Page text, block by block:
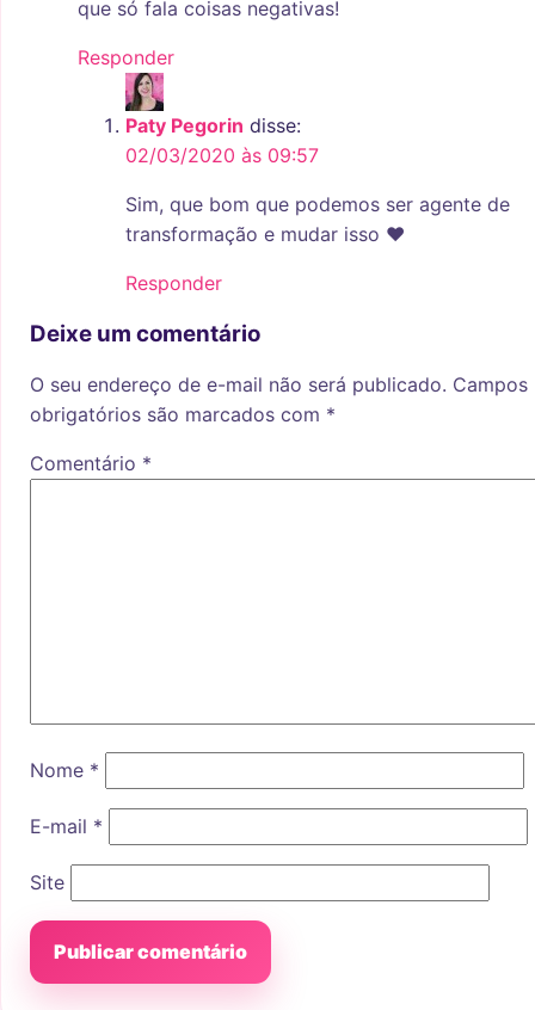
que só fala coisas negativas!
Responder
Paty Pegorin disse:
02/03/2020 às 09:57
Sim, que bom que podemos ser agente de
transformação e mudar isso ♥
Responder
Deixe um comentário
O seu endereço de e-mail não será publicado. Campos
obrigatórios são marcados com *
Comentário *
Nome *
E-mail *
Site